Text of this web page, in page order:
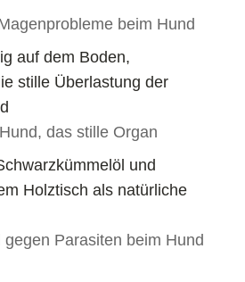
beim Hund
das stille Organ
Parasiten beim Hund